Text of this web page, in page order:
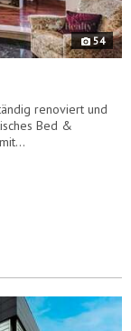
54
renoviert und
Bed &